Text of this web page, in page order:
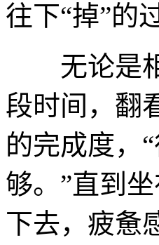
往下“掉”的
无论是相
段时间，翻
的完成度，
够。”直到
下去，疲惫